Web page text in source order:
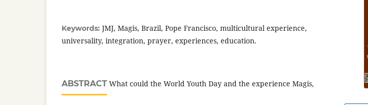
Keywords: JMJ, Magis, Brazil, Pope Francisco, multicultural experience,
universality, integration, prayer, experiences, education.
ABSTRACT What could the World Youth Day and the experience Magis,